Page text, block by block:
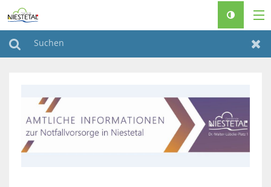
RATHAUS & POLITIK
FREIZEIT & TOURISMUS
FAMILIEN & SENIOREN
BAUEN & KLIMASCHUTZ